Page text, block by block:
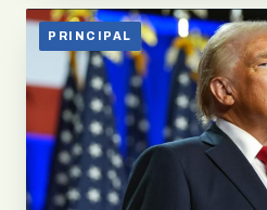
PRINCIPAL